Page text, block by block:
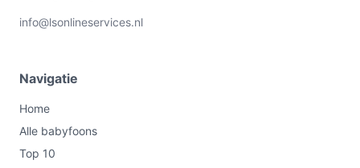
info@lsonlineservices.nl
Navigatie
Home
Alle babyfoons
Top 10